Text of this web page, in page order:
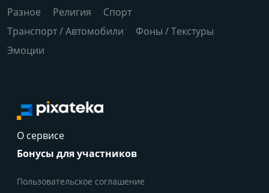
Разное
Религия
Спорт
Транспорт / Автомобили
Фоны / Текстуры
Эмоции
О сервисе
Бонусы для участников
Пользовательское соглашение